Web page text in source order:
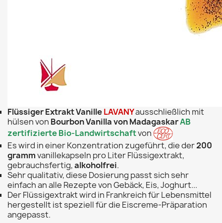
Flüssiger ExtraktVanilleLAVANYausschließlich mit
hülsen von Bourbon Vanilla von MadagaskarAB
zertifizierte Bio-Landwirtschaftvon
Es wird in einer Konzentration zugeführt, die der200
grammvanillekapseln pro Liter Flüssigextrakt,
gebrauchsfertig,alkoholfrei.
Sehr qualitativ, diese Dosierung passt sich sehr
einfach an alle Rezepte von Gebäck, Eis, Joghurt...
Der Flüssigextrakt wird in Frankreich für Lebensmittel
hergestellt ist speziell für die Eiscreme-Präparation
angepasst.